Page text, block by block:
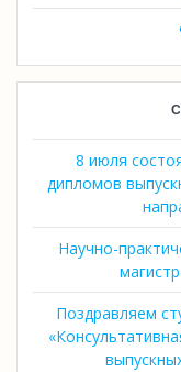
8 июля
дипломов
Научно-
Поздравляем